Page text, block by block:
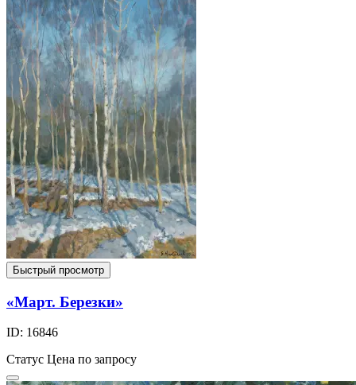
Быстрый просмотр
«Март. Березки»
ID: 16846
Статус Цена по запросу